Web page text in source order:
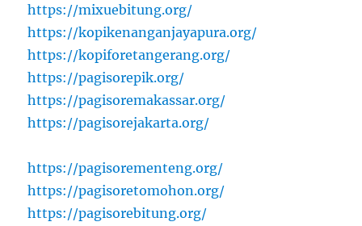
https://mixuebitung.org/
https://kopikenanganjayapura.org/
https://kopiforetangerang.org/
https://pagisorepik.org/
https://pagisoremakassar.org/
https://pagisorejakarta.org/
https://pagisorementeng.org/
https://pagisoretomohon.org/
https://pagisorebitung.org/